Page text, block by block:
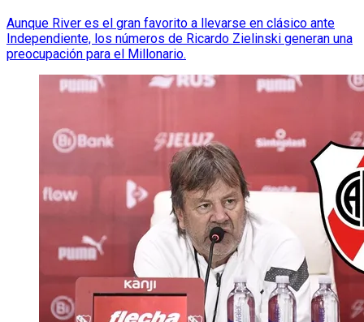
Aunque River es el gran favorito a llevarse en clásico ante
Independiente, los números de Ricardo Zielinski generan una
preocupación para el Millonario.